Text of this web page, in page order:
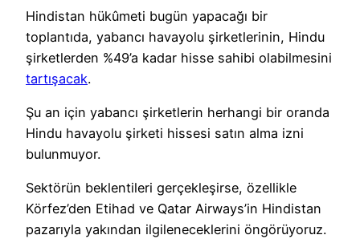
Hindistan hükûmeti bugün yapacağı bir
toplantıda, yabancı havayolu şirketlerinin, Hindu
şirketlerden %49’a kadar hisse sahibi olabilmesini
tartışacak.
Şu an için yabancı şirketlerin herhangi bir oranda
Hindu havayolu şirketi hissesi satın alma izni
bulunmuyor.
Sektörün beklentileri gerçekleşirse, özellikle
Körfez’den Etihad ve Qatar Airways’in Hindistan
pazarıyla yakından ilgileneceklerini öngörüyoruz.